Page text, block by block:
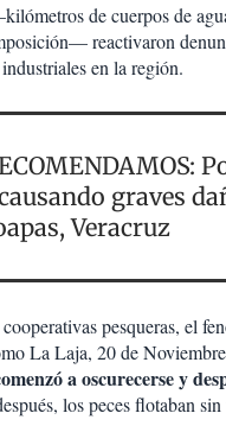
de cuerpos de
reactivaron
en la región.
graves
Veracruz
pesqueras, el
La Laja, 20 de
a oscurecerse y
los peces flotaban